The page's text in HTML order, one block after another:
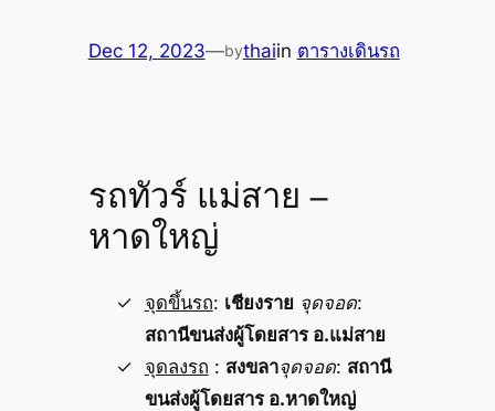
Dec 12, 2023—bythaiin ตารางเดินรถ
รถทัวร์ แม่สาย –
หาดใหญ่
จุดขึ้นรถ: เชียงราย จุดจอด:
สถานีขนส่งผู้โดยสาร อ.แม่สาย
จุดลงรถ : สงขลาจุดจอด: สถานี
ขนส่งผู้โดยสาร อ.หาดใหญ่